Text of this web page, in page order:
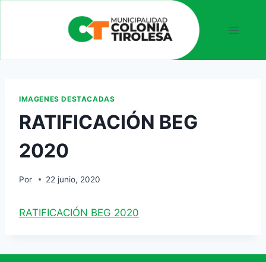
IMAGENES DESTACADAS
RATIFICACIÓN BEG
2020
Por 22 junio, 2020
RATIFICACIÓN BEG 2020